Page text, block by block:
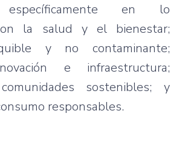
específicamente en lo
la salud y el bienestar;
y no contaminante;
e infraestructura;
sostenibles; y
responsables.